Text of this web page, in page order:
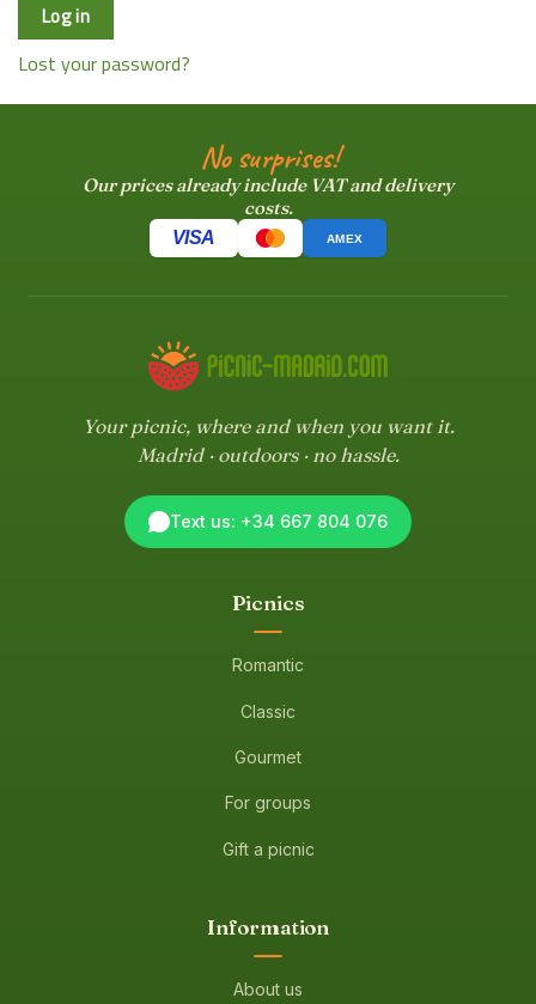
Log in
Lost your password?
No surprises!
Our prices already include VAT and delivery
costs.
VISA AMEX
Your picnic, where and when you want it.
Madrid · outdoors · no hassle.
Text us: +34 667 804 076
Picnics
Romantic
Classic
Gourmet
For groups
Gift a picnic
Information
About us